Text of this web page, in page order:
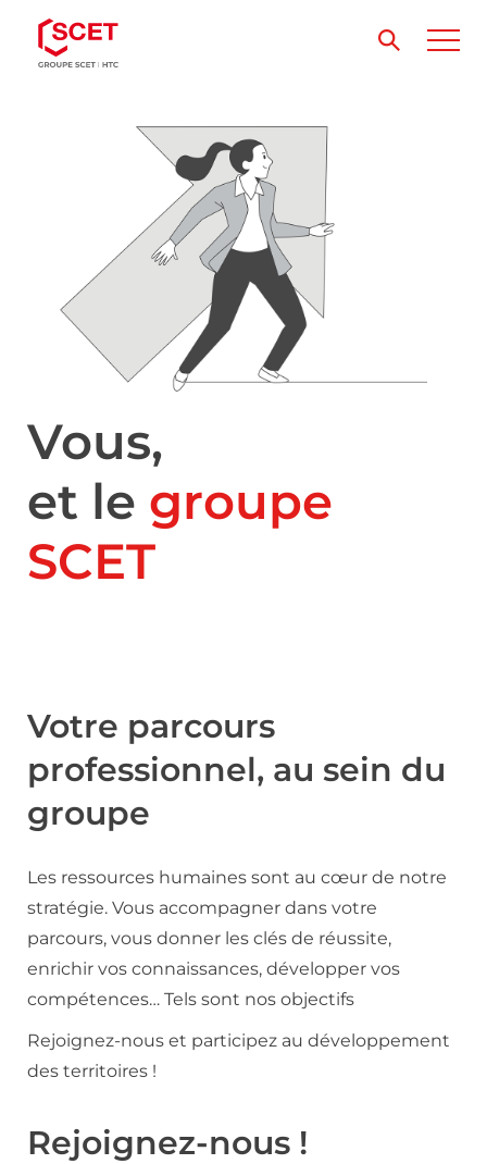
Vous,
et le groupe
SCET
Votre parcours
professionnel, au sein du
groupe
Les ressources humaines sont au cœur de notre
stratégie. Vous accompagner dans votre
parcours, vous donner les clés de réussite,
enrichir vos connaissances, développer vos
compétences… Tels sont nos objectifs
Rejoignez-nous et participez au développement
des territoires !
Rejoignez-nous !